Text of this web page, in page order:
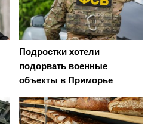
Подростки хотели
подорвать военные
объекты в Приморье